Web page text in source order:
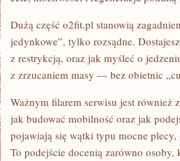
Dużą część o2fit.pl stanowią
jedynkowe”, tylko rozsądne.
z restrykcją, oraz jak myśleć o
z zrzucaniem masy — bez obietnic
Ważnym filarem serwisu jest również
jak budować mobilność oraz jak
pojawiają się wątki typu mocne
To podejście docenią zarówno